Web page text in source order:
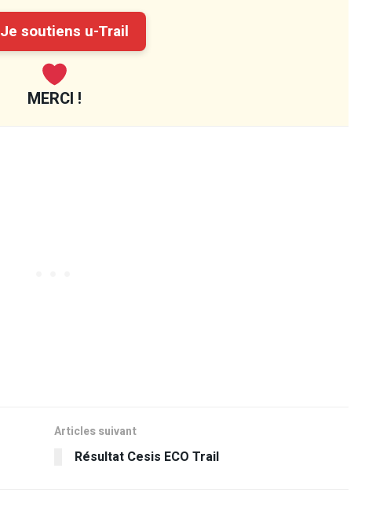
Je soutiens u-Trail
MERCI !
Articles suivant
Résultat Cesis ECO Trail